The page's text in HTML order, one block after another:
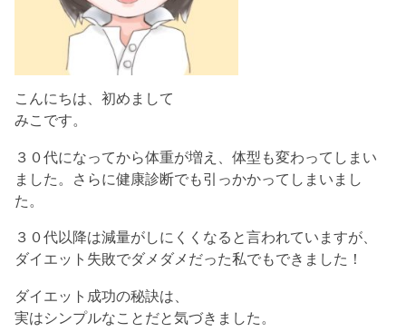
こんにちは、初めまして
みこです。
３０代になってから体重が増え、体型も変わってしまい
ました。さらに健康診断でも引っかかってしまいまし
た。
３０代以降は減量がしにくくなると言われていますが、
ダイエット失敗でダメダメだった私でもできました！
ダイエット成功の秘訣は、
実はシンプルなことだと気づきました。